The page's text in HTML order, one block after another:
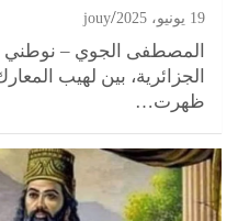
19 يونيو، 2025 jouy
المصطفى الجوي – نوطني
الجزائرية، بين لهيب
ظهرت…